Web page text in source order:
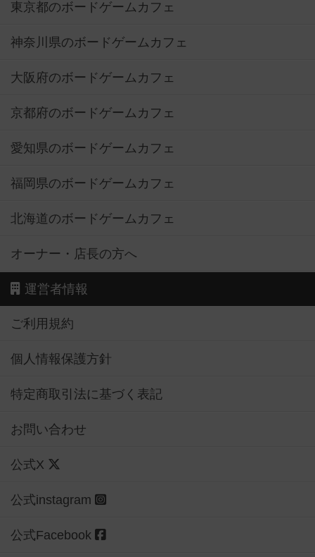
東京都のボードゲームカフェ
神奈川県のボードゲームカフェ
大阪府のボードゲームカフェ
京都府のボードゲームカフェ
愛知県のボードゲームカフェ
福岡県のボードゲームカフェ
北海道のボードゲームカフェ
オーナー・店長の方へ
運営者情報
ご利用規約
個人情報保護方針
特定商取引法に基づく表記
お問い合わせ
公式X
公式instagram
公式Facebook